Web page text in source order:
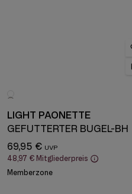
LIGHT PAONETTE
GEFÜTTERTER BÜGEL-BH
69,95 €
48,97 € Mitgliederpreis
Memberzone